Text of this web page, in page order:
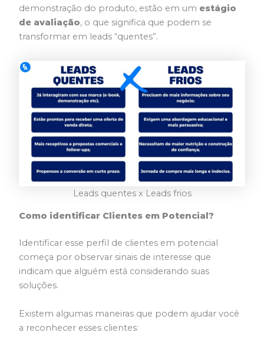
demonstração do produto, estão em um estágio
de avaliação, o que significa que podem se
transformar em leads “quentes”.
Leads quentes x Leads frios
Como identificar Clientes em Potencial?
Identificar esse perfil de clientes em potencial
começa por observar sinais de interesse que
indicam que alguém está considerando suas
soluções.
Existem algumas maneiras que podem ajudar você
a reconhecer esses clientes: